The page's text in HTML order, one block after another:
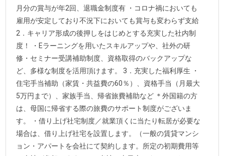
月分の賞与が年2回、退職金制度有 ・コロナ禍においても
雇用が安定しており不況下においても賞与も変わらず支給
2．キャリア形成の後押しをはじめとする充実した社内制
度！ ・Eラーニングを用いたスキルアップや、社外の研
修・セミナー受講補助制度、資格取得のバックアップな
ど、多様な制度を活用頂けます。 3．充実した福利厚生 ・
住宅手当補助（家賃・共益費の60％）、資格手当（月最大
5万円まで）、家族手当、帰省旅費補助など ＊外国籍の方
は、母国に帰省する際の旅費のサポート制度がございま
す。 ・借り上げ社宅制度／就業頂くに当たり転居が必要な
場合は、借り上げ社宅を設置します。（一般の賃貸マンシ
ョン・アパートを会社にて契約します。所定の初期費用等